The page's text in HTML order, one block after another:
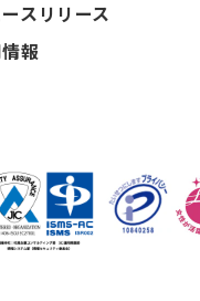
スリリース
報